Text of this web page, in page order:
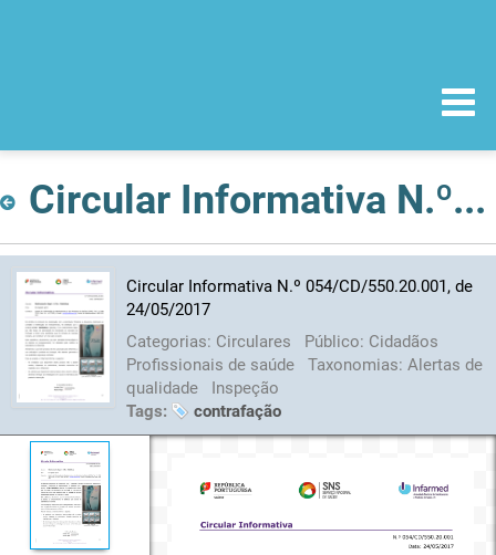
Circular Informativa N.º 054/CD/550.20.001, de 24/05/2017
Circular Informativa N.º 054/CD/550.20.001, de
24/05/2017
Categorias: Circulares Público: Cidadãos
Profissionais de saúde
Taxonomias: Alertas de
qualidade
Inspeção
Tags:
contrafação